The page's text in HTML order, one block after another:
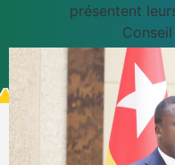
présentent